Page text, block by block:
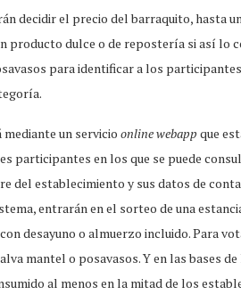
decidir el precio del barraquito, hasta
producto dulce o de repostería si así lo
para identificar a los
un servicio onlinewebapp que
participantes en los que se puede
del establecimiento y sus datos de
entrarán en el sorteo de una
desayuno o almuerzo incluido. Para
mantel o posavasos. Y en las bases
al menos en la mitad de los